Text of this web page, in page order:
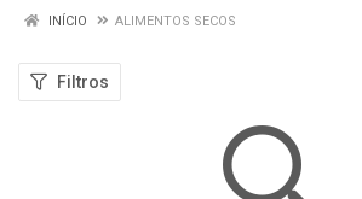
INÍCIO ALIMENTOS SECOS
Filtros